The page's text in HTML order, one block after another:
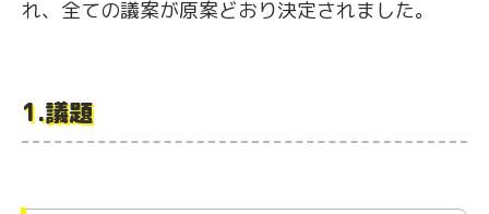
れ、全ての議案が原案どおり決定されました。
1.議題